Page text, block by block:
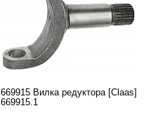
669915 Вилка редуктора [Claas]
669915.1